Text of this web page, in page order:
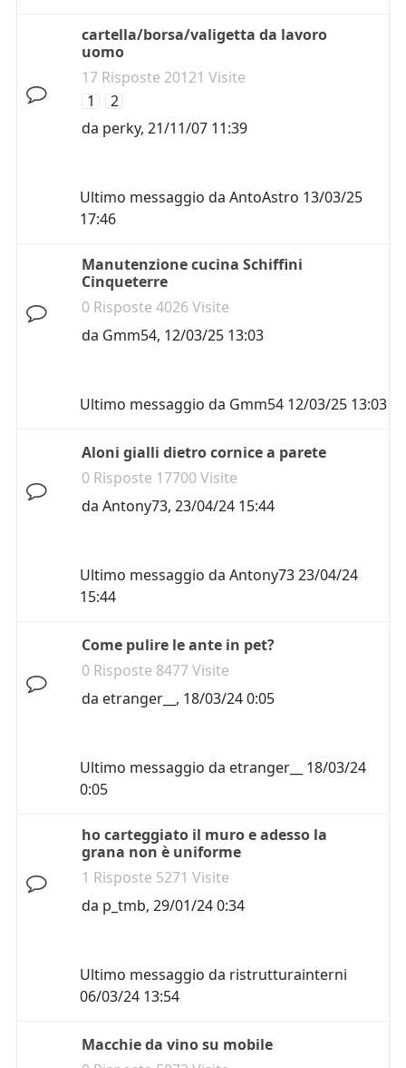
cartella/borsa/valigetta da lavoro
uomo
17 Risposte 20121 Visite
1
2
da perky, 21/11/07 11:39
Ultimo messaggio da AntoAstro 13/03/25
17:46
Manutenzione cucina Schiffini
Cinqueterre
0 Risposte 4026 Visite
da Gmm54, 12/03/25 13:03
Ultimo messaggio da Gmm54 12/03/25 13:03
Aloni gialli dietro cornice a parete
0 Risposte 17700 Visite
da Antony73, 23/04/24 15:44
Ultimo messaggio da Antony7323/04/24
15:44
Come pulire le ante in pet?
0 Risposte 8477 Visite
da etranger__ , 18/03/24 0:05
Ultimo messaggio da etranger__
18/03/24
0:05
ho carteggiato il muro e adesso la
grana non è uniforme
1 Risposte 5271 Visite
da p_tmb, 29/01/24 0:34
Ultimo messaggio da ristrutturainterni
06/03/24 13:54
Macchie da vino su mobile